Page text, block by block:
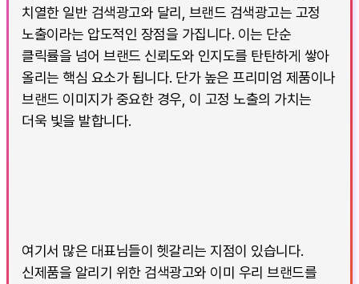
치열한 일반 검색광고와 달리, 브랜드 검색광고는 고정
노출이라는 압도적인 장점을 가집니다. 이는 단순
클릭률을 넘어 브랜드 신뢰도와 인지도를 탄탄하게 쌓아
올리는 핵심 요소가 됩니다. 단가 높은 프리미엄 제품이나
브랜드 이미지가 중요한 경우, 이 고정 노출의 가치는
더욱 빛을 발합니다.
여기서 많은 대표님들이 헷갈리는 지점이 있습니다.
신제품을 알리기 위한 검색광고와 이미 우리 브랜드를